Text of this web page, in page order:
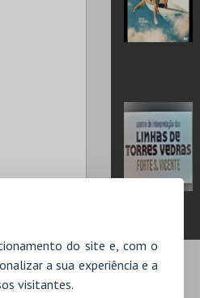
do site e, com o
a sua experiência e a
visitantes.
Vedras
dão a
igrejas,
da
ainda, os